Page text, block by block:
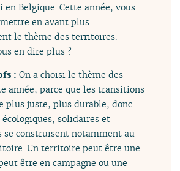
en Belgique. Cette année, vous
en avant plus
le thème des territoires.
en dire plus ?
:On a choisi le thème des
année, parce que les transitions
plus juste, plus durable, donc
solidaires et
se construisent notamment au
Un territoire peut être une
être en campagne ou une